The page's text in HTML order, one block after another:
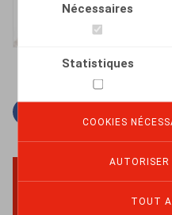
Nécessaires
Statistiques
COOKIES
AUTORISER
TOUT